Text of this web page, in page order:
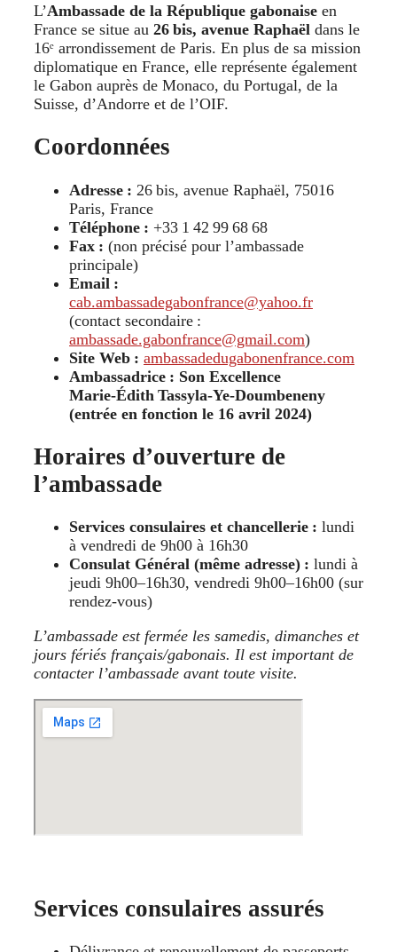
L’Ambassade de la République gabonaise en
France se situe au 26 bis, avenue Raphaël dans le
16ᵉ arrondissement de Paris. En plus de sa mission
diplomatique en France, elle représente également
le Gabon auprès de Monaco, du Portugal, de la
Suisse, d’Andorre et de l’OIF.
Coordonnées
Adresse : 26 bis, avenue Raphaël, 75016
Paris, France
Téléphone : +33 1 42 99 68 68
Fax : (non précisé pour l’ambassade
principale)
Email :
cab.ambassadegabonfrance@yahoo.fr
(contact secondaire :
ambassade.gabonfrance@gmail.com)
Site Web : ambassadedugabonenfrance.com
Ambassadrice : Son Excellence
Marie‑Édith Tassyla‑Ye‑Doumbeneny
(entrée en fonction le 16 avril 2024)
Horaires d’ouverture de
l’ambassade
Services consulaires et chancellerie : lundi
à vendredi de 9h00 à 16h30
Consulat Général (même adresse) : lundi à
jeudi 9h00–16h30, vendredi 9h00–16h00 (sur
rendez-vous)
L’ambassade est fermée les samedis, dimanches et
jours fériés français/gabonais. Il est important de
contacter l’ambassade avant toute visite.
Services consulaires assurés